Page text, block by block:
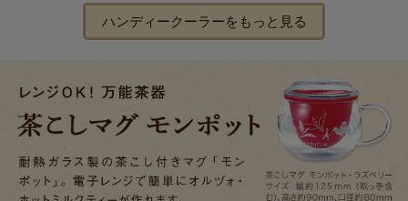
ハンディークーラーをもっと見る